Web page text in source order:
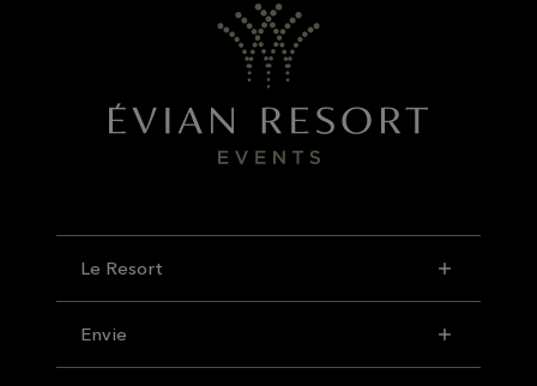
Le Resort
Envie